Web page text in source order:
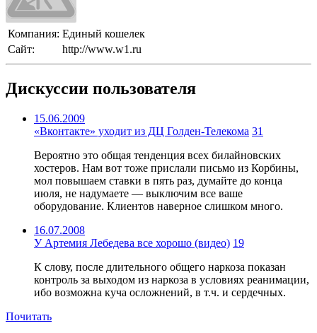
Компания: Единый кошелек
Сайт:
http://www.w1.ru
Дискуссии пользователя
15.06.2009
«Вконтакте» уходит из ДЦ Голден-Телекома 31
Вероятно это общая тенденция всех билайновских
хостеров. Нам вот тоже прислали письмо из Корбины,
мол повышаем ставки в пять раз, думайте до конца
июля, не надумаете — выключим все ваше
оборудование. Клиентов наверное слишком много.
16.07.2008
У Артемия Лебедева все хорошо (видео) 19
К слову, после длительного общего наркоза показан
контроль за выходом из наркоза в условиях реанимации,
ибо возможна куча осложнений, в т.ч. и сердечных.
Почитать